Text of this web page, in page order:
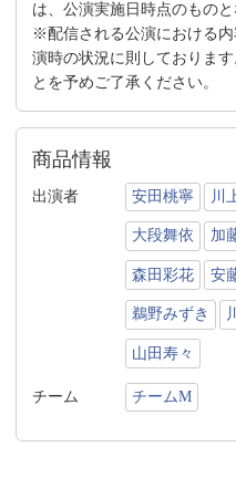
は、公演実施日時点のものと
※配信される公演における
演時の状況に則しておりま
とを予めご了承ください。
商品情報
出演者 安田桃寧 川
大段舞依 加
森田彩花 安
鵜野みずき
山田寿々
チーム チームM